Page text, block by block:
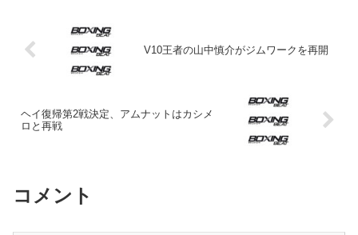
V10王者の山中慎介がジムワークを再開
ヘイ復帰第2戦決定、アムナットはカシメ
ロと再戦
コメント